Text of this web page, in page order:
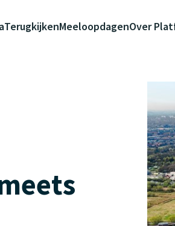
TerugkijkenMeeloopdagenOver